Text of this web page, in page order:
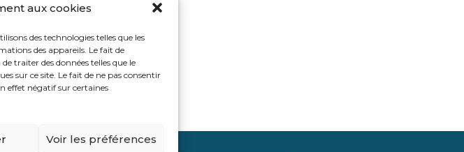
aux cookies
des technologies telles que les
des appareils. Le fait de
traiter des données telles que le
sur ce site. Le fait de ne pas consentir
effet négatif sur certaines
Voir les préférences